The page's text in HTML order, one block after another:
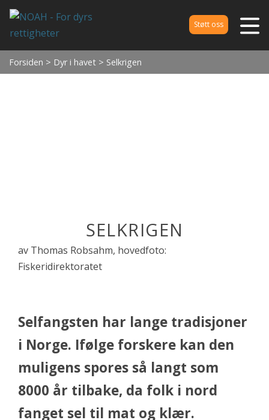
Støtt oss
Forsiden > Dyr i havet > Selkrigen
SELKRIGEN
av Thomas Robsahm, hovedfoto:
Fiskeridirektoratet
Selfangsten har lange tradisjoner
i Norge. Ifølge forskere kan den
muligens spores så langt som
8000 år tilbake, da folk i nord
fanget sel til mat og klær.